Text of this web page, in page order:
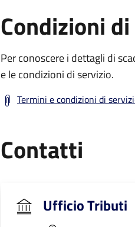
Condizioni
Per conoscere i dettagli di
e le condizioni di servizio.
Termini e condizioni di
Contatti
Ufficio Tributi